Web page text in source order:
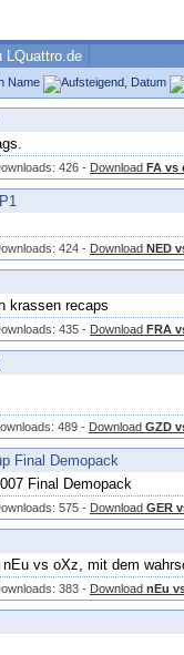
LQuattro.de
Name Datum
426 - Download FA vs
424 - Download NED
krassen recaps
435 - Download FRA
489 - Download GZD
Final Demopack
Final Demopack
575 - Download GER
vs oXz, mit dem
383 - Download nEu